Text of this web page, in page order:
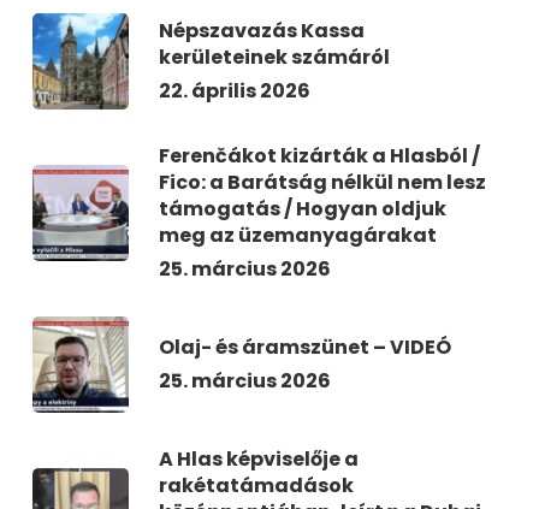
Népszavazás Kassa
kerületeinek számáról
22. április 2026
Ferenčákot kizárták a Hlasból /
Fico: a Barátság nélkül nem lesz
támogatás / Hogyan oldjuk
meg az üzemanyagárakat
25. március 2026
Olaj- és áramszünet – VIDEÓ
25. március 2026
A Hlas képviselője a
rakétatámadások